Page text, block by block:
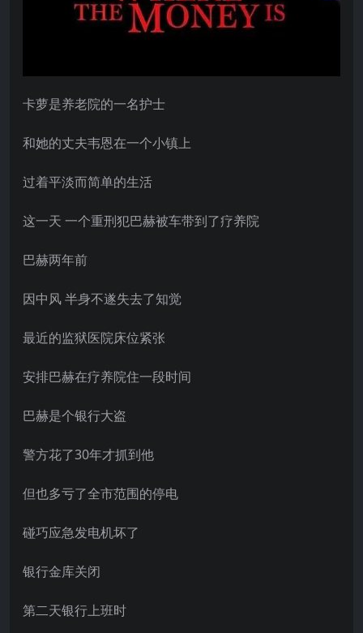
卡萝是养老院的一名护士
和她的丈夫韦恩在一个小镇上
过着平淡而简单的生活
这一天 一个重刑犯巴赫被车带到了疗养院
巴赫两年前
因中风 半身不遂失去了知觉
最近的监狱医院床位紧张
安排巴赫在疗养院住一段时间
巴赫是个银行大盗
警方花了30年才抓到他
但也多亏了全市范围的停电
碰巧应急发电机坏了
银行金库关闭
第二天银行上班时